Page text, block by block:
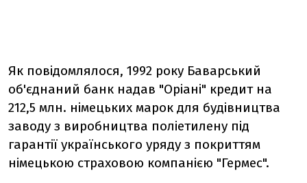
Як повідомлялося, 1992 року Баварський
об'єднаний банк надав "Оріані" кредит на
212,5 млн. німецьких марок для будівництва
заводу з виробництва поліетилену під
гарантії українського уряду з покриттям
німецькою страховою компанією "Гермес".